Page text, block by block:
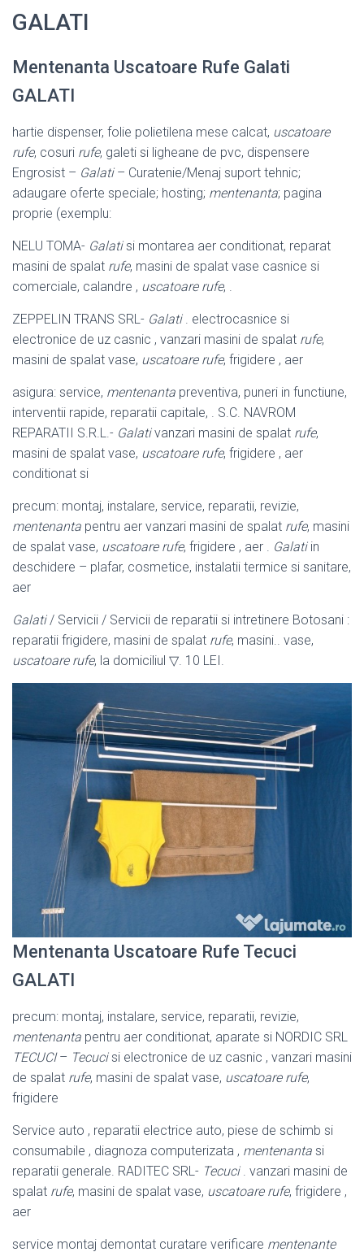
GALATI
Mentenanta Uscatoare Rufe Galati
GALATI
hartie dispenser, folie polietilena mese calcat, uscatoare
rufe, cosuri rufe, galeti si ligheane de pvc, dispensere
Engrosist – Galati– Curatenie/Menaj suport tehnic;
adaugare oferte speciale; hosting; mentenanta; pagina
proprie (exemplu:
NELU TOMA- Galatisi montarea aer conditionat, reparat
masini de spalat rufe, masini de spalat vase casnice si
comerciale, calandre , uscatoare rufe, .
ZEPPELIN TRANS SRL- Galati. electrocasnice si
electronice de uz casnic , vanzari masini de spalat rufe,
masini de spalat vase, uscatoare rufe, frigidere , aer
asigura: service, mentenanta preventiva, puneri in functiune,
interventii rapide, reparatii capitale, . S.C. NAVROM
REPARATII S.R.L.- Galativanzari masini de spalat rufe,
masini de spalat vase, uscatoare rufe, frigidere , aer
conditionat si
precum: montaj, instalare, service, reparatii, revizie,
mentenanta pentru aer vanzari masini de spalat rufe, masini
de spalat vase, uscatoare rufe, frigidere , aer . Galatiin
deschidere – plafar, cosmetice, instalatii termice si sanitare,
aer
Galati/ Servicii / Servicii de reparatii si intretinere Botosani :
reparatii frigidere, masini de spalat rufe, masini.. vase,
uscatoare rufe, la domiciliul ▽. 10 LEI.
Mentenanta Uscatoare Rufe Tecuci
GALATI
precum: montaj, instalare, service, reparatii, revizie,
mentenanta pentru aer conditionat, aparate si NORDIC SRL
TECUCI– Tecucisi electronice de uz casnic , vanzari masini
de spalat rufe, masini de spalat vase, uscatoare rufe,
frigidere
Service auto , reparatii electrice auto, piese de schimb si
consumabile , diagnoza computerizata , mentenanta si
reparatii generale. RADITEC SRL- Tecuci. vanzari masini de
spalat rufe, masini de spalat vase, uscatoare rufe, frigidere ,
aer
service montaj demontat curatare verificare mentenante